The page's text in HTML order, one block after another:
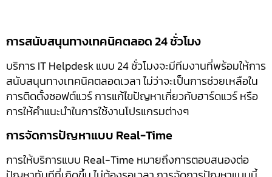
การสนับสนุนทางเทคนิคตลอด 24 ชั่วโมง
บริการ IT Helpdesk แบบ 24 ชั่วโมงจะมีทีมงานที่พร้อมให้การ
สนับสนุนทางเทคนิคตลอดเวลา ไม่ว่าจะเป็นการช่วยเหลือใน
การติดตั้งซอฟต์แวร์ การแก้ไขปัญหาเกี่ยวกับฮาร์ดแวร์ หรือ
การให้คำแนะนำในการใช้งานโปรแกรมต่างๆ
การจัดการปัญหาแบบ Real-Time
การให้บริการแบบ Real-Time หมายถึงการตอบสนองต่อ